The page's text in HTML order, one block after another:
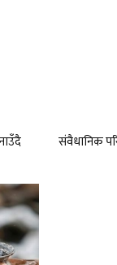
संवैधानिक